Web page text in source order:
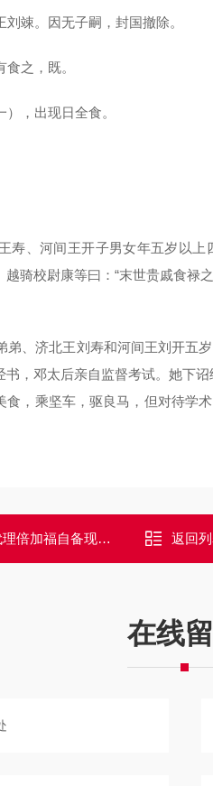
竦。因无子嗣，封国撤除。
之，既。
，出现日全食。
、河间王开子男女年五岁以上
骑校尉康等曰：“末世贵戚食
、济北王刘寿和河间王刘开五
书，邓太后亲自监督考试。她下
食，乘坚车，驱良马，但对待学
现货传感器编码器安全栅 返回
在线